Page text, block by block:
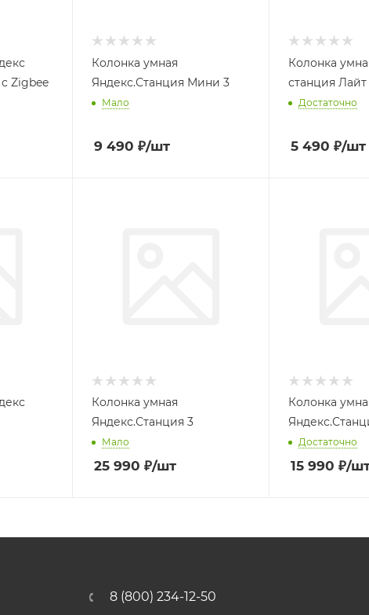
Zigbee
Колонка умная
Яндекс.Станция Мини 3
Мало
9 490 ₽/шт
Колонка
станция Лайт
Достаточно
5 490 ₽/шт
Колонка умная
Яндекс.Станция 3
Мало
25 990 ₽/шт
Колонка
Достаточно
15 990 ₽/
8 (800) 234-12-50